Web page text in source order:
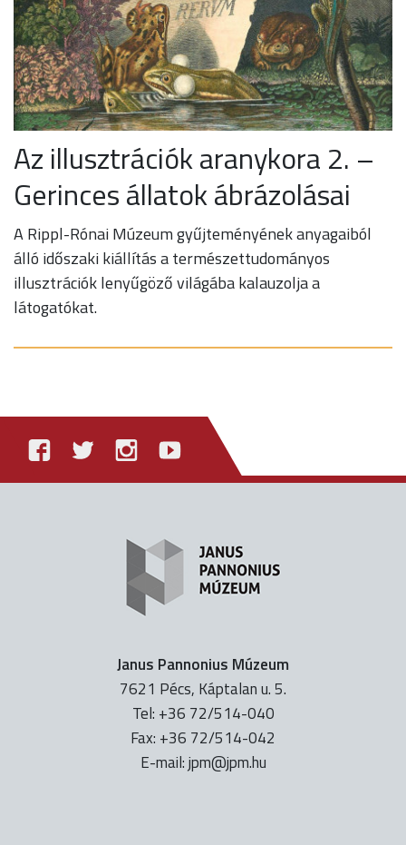
Az illusztrációk aranykora 2. –
Gerinces állatok ábrázolásai
A Rippl-Rónai Múzeum gyűjteményének anyagaiból
álló időszaki kiállítás a természettudományos
illusztrációk lenyűgöző világába kalauzolja a
látogatókat.
Janus Pannonius Múzeum
7621 Pécs, Káptalan u. 5.
Tel: +36 72/514-040
Fax: +36 72/514-042
E-mail:uh.mpj@mpj